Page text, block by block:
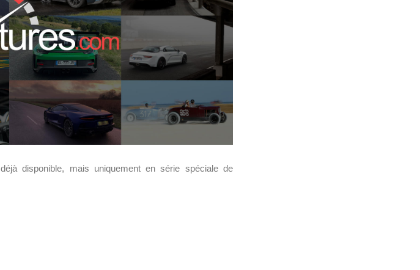
disponible, mais uniquement en série spéciale de